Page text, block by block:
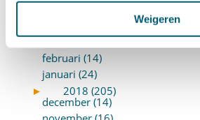
Weigeren
maart (10)
februari (14)
januari (24)
►
2018 (205)
december (14)